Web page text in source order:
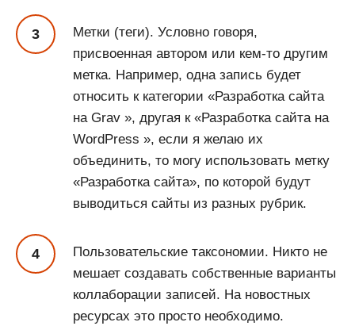
Метки (теги). Условно говоря,
присвоенная автором или кем-то другим
метка. Например, одна запись будет
относить к категории «Разработка сайта
на Grav », другая к «Разработка сайта на
WordPress », если я желаю их
объединить, то могу использовать метку
«Разработка сайта», по которой будут
выводиться сайты из разных рубрик.
Пользовательские таксономии. Никто не
мешает создавать собственные варианты
коллаборации записей. На новостных
ресурсах это просто необходимо.